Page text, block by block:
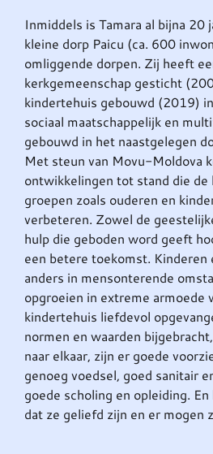
Inmiddels is Tamara al bijna 20
kleine dorp Paicu (ca. 600
omliggende dorpen. Zij heeft
kerkgemeenschap gesticht
kindertehuis gebouwd (2019)
sociaal maatschappelijk en
gebouwd in het naastgelegen
Met steun van Movu-Moldova
ontwikkelingen tot stand die de
groepen zoals ouderen en
verbeteren. Zowel de
hulp die geboden word geeft
een betere toekomst. Kinderen
anders in mensonterende
opgroeien in extreme armoede
kindertehuis liefdevol
normen en waarden
naar elkaar, zijn er goede
genoeg voedsel, goed sanitair
goede scholing en opleiding.
dat ze geliefd zijn en er mogen